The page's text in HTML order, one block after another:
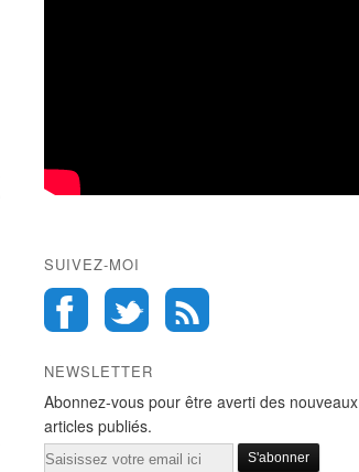
SUIVEZ-MOI
NEWSLETTER
Abonnez-vous pour être averti des nouveaux
articles publiés.
Email